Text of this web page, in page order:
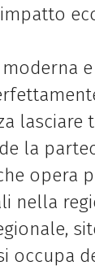
lasciare
la
opera
nella
occupa